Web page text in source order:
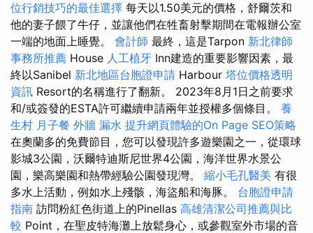
位行銷技巧的最佳選擇 每天以1.50美元的價格，舒爾茨和
他的妻子餵了牛仔，並讓他們在牲畜射擊期間在電報辦公室
一端的地面上睡覺。 會計師 最終，這是Tarpon 新北律師
事務所推薦 House 人工植牙 Inn建造的重要影響因素，最
終以Sanibel 新北地區台胞證申請 Harbour 塔位價格透明
資訊 Resort的名稱進行了翻新。 2023年8月1日之前要求
和/或簽發的ESTA許可繼續申請兩年並授權多個條目。 養
生村 月子餐 外牆 漏水 提升網頁體驗的On Page SEO策略
在奧蘭多的免費節目，您可以發現許多遊樂園之一，從環球
影城3公園，沃爾特迪斯尼世界4公園，海洋世界水景公
園，樂高樂園和熱帶經驗公園發現灣。 縮小毛孔醫美 有很
多水上活動，例如水上殘骸，海盜船和海豚。 台胞證申請
指南 訪問粉紅色街道上的Pinellas 高雄清潔公司推薦與比
較 Point，在聖皮特海灘上放鬆身心，或參觀室外市場的音